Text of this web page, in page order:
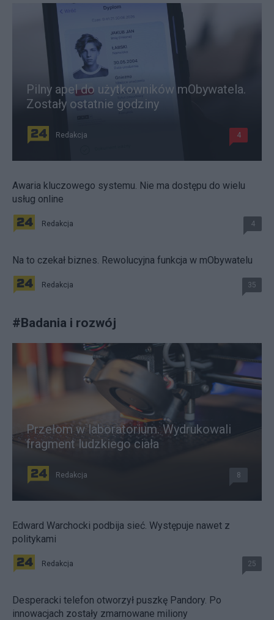
Pilny apel do użytkowników mObywatela.
Zostały ostatnie godziny
Redakcja 4
Awaria kluczowego systemu. Nie ma dostępu do wielu
usług online
Redakcja 4
Na to czekał biznes. Rewolucyjna funkcja w mObywatelu
Redakcja 35
#Badania i rozwój
Przełom w laboratorium. Wydrukowali
fragment ludzkiego ciała
Redakcja 8
Edward Warchocki podbija sieć. Występuje nawet z
politykami
Redakcja 25
Desperacki telefon otworzył puszkę Pandory. Po
innowacjach zostały zmarnowane miliony